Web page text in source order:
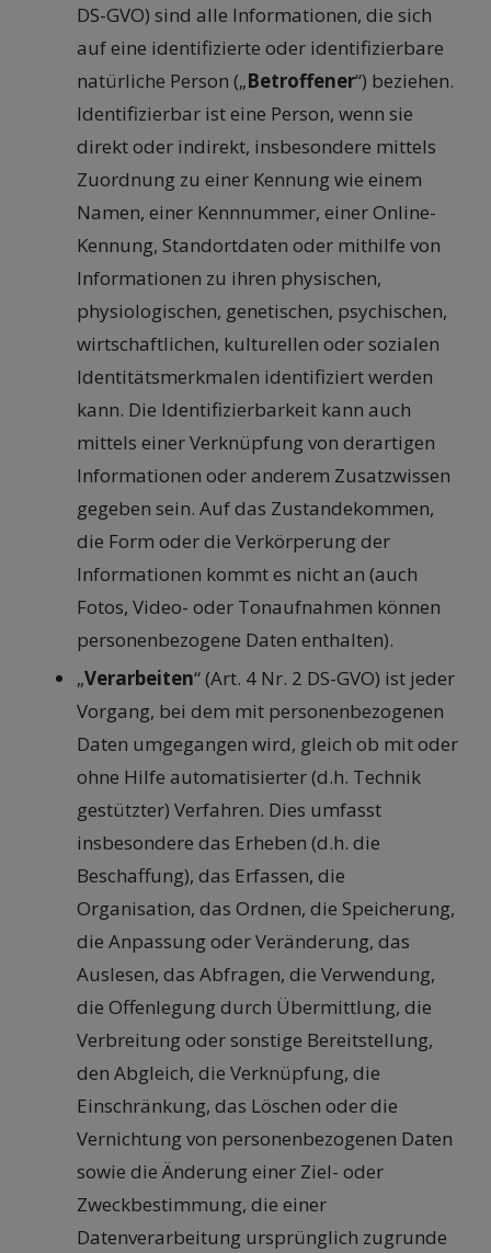
DS-GVO) sind alle Informationen, die sich
auf eine identifizierte oder identifizierbare
natürliche Person („Betroffener“) beziehen.
Identifizierbar ist eine Person, wenn sie
direkt oder indirekt, insbesondere mittels
Zuordnung zu einer Kennung wie einem
Namen, einer Kennnummer, einer Online-
Kennung, Standortdaten oder mithilfe von
Informationen zu ihren physischen,
physiologischen, genetischen, psychischen,
wirtschaftlichen, kulturellen oder sozialen
Identitätsmerkmalen identifiziert werden
kann. Die Identifizierbarkeit kann auch
mittels einer Verknüpfung von derartigen
Informationen oder anderem Zusatzwissen
gegeben sein. Auf das Zustandekommen,
die Form oder die Verkörperung der
Informationen kommt es nicht an (auch
Fotos, Video- oder Tonaufnahmen können
personenbezogene Daten enthalten).
„Verarbeiten“ (Art. 4 Nr. 2 DS-GVO) ist jeder
Vorgang, bei dem mit personenbezogenen
Daten umgegangen wird, gleich ob mit oder
ohne Hilfe automatisierter (d.h. Technik
gestützter) Verfahren. Dies umfasst
insbesondere das Erheben (d.h. die
Beschaffung), das Erfassen, die
Organisation, das Ordnen, die Speicherung,
die Anpassung oder Veränderung, das
Auslesen, das Abfragen, die Verwendung,
die Offenlegung durch Übermittlung, die
Verbreitung oder sonstige Bereitstellung,
den Abgleich, die Verknüpfung, die
Einschränkung, das Löschen oder die
Vernichtung von personenbezogenen Daten
sowie die Änderung einer Ziel- oder
Zweckbestimmung, die einer
Datenverarbeitung ursprünglich zugrunde